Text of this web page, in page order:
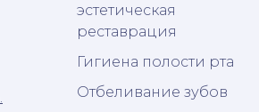
эстетическая
реставрация
Гигиена полости рта
Отбеливание зубов